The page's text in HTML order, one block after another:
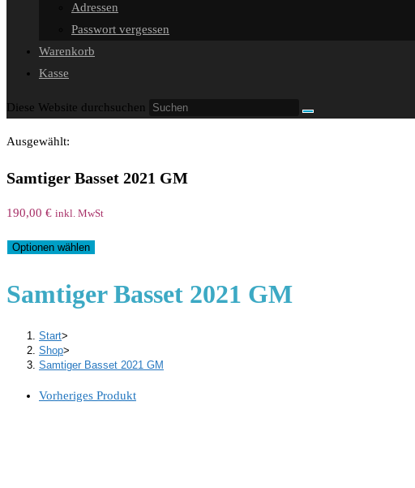
Adressen
Passwort vergessen
Warenkorb
Kasse
Diese Website durchsuchen
Ausgewählt:
Samtiger Basset 2021 GM
190,00 € inkl. MwSt
Optionen wählen
Samtiger Basset 2021 GM
Start>
Shop>
Samtiger Basset 2021 GM
Vorheriges Produkt